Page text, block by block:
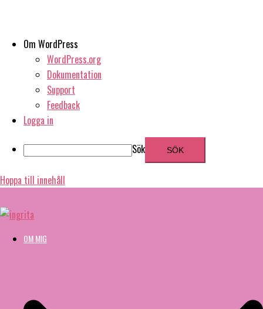
Om WordPress
WordPress.org
Dokumentation
Support
Feedback
Logga in
Sök
Hoppa till innehåll
OM MIG